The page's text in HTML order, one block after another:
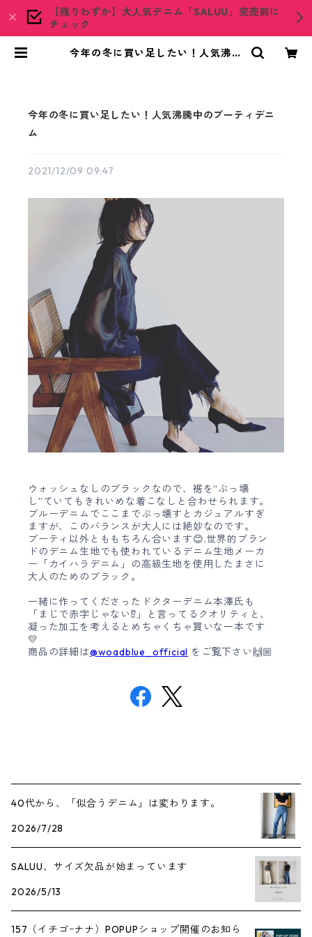
【残りわずか】大人気デニム「SALUU」完売前に
チェック
今年の冬に買い足したい！人気沸騰
今年の冬に買い足したい！人気沸騰中のブーティデニ
ム
2021/12/09 09:47
ウォッシュなしのブラックなので、裾を“ぶっ壊
し”ていてもきれいめな着こなしと合わせられます。
ブルーデニムでここまでぶっ壊すとカジュアルすぎ
ますが、このバランスが大人には絶妙なのです。
ブーティ以外とももちろん合います😊.世界的ブラン
ドのデニム生地でも使われているデニム生地メーカ
ー「カイハラデニム」の高級生地を使用したまさに
大人のためのブラック。
一緒に作ってくださったドクターデニム本澤氏も
「まじで赤字じゃない⁉︎」と言ってるクオリティと、
凝った加工を考えるとめちゃくちゃ買いな一本です
💛
商品の詳細は@woadblue_official をご覧下さい🙌🏼
40代から、「似合うデニム」は変わります。
2026/7/28
SALUU、サイズ欠品が始まっています
2026/5/13
157（イチゴｰナナ）POPUPショップ開催のお知ら